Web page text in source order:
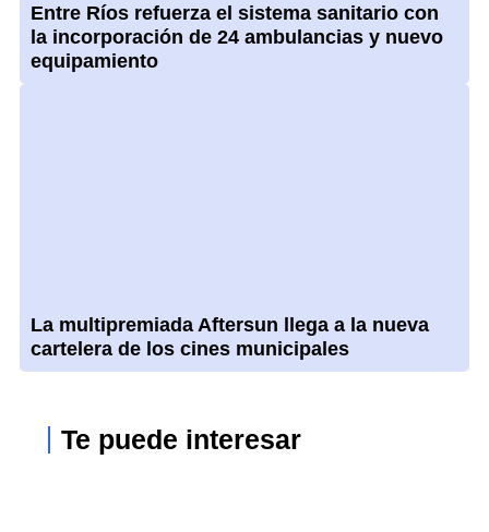
Entre Ríos refuerza el sistema sanitario con
la incorporación de 24 ambulancias y nuevo
equipamiento
La multipremiada Aftersun llega a la nueva
cartelera de los cines municipales
Te puede interesar